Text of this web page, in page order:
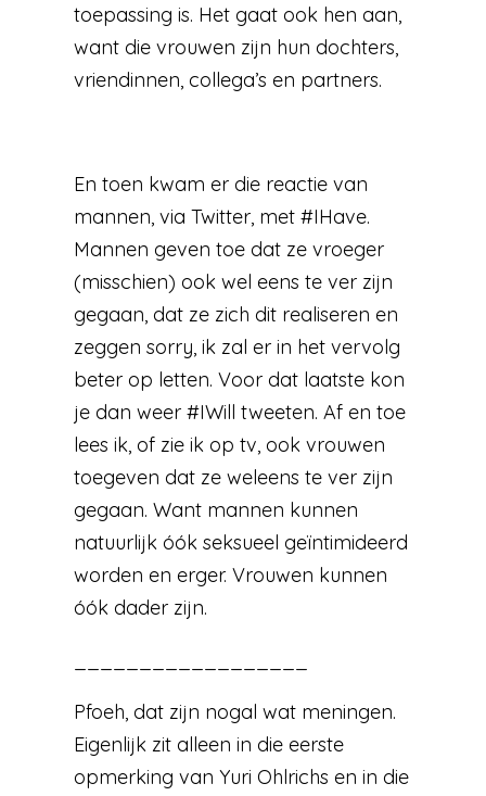
toepassing is. Het gaat ook hen aan,
want die vrouwen zijn hun dochters,
vriendinnen, collega’s en partners.
En toen kwam er die reactie van
mannen, via Twitter, met #IHave.
Mannen geven toe dat ze vroeger
(misschien) ook wel eens te ver zijn
gegaan, dat ze zich dit realiseren en
zeggen sorry, ik zal er in het vervolg
beter op letten. Voor dat laatste kon
je dan weer #IWill tweeten. Af en toe
lees ik, of zie ik op tv, ook vrouwen
toegeven dat ze weleens te ver zijn
gegaan. Want mannen kunnen
natuurlijk óók seksueel geïntimideerd
worden en erger. Vrouwen kunnen
óók dader zijn.
Pfoeh, dat zijn nogal wat meningen.
Eigenlijk zit alleen in die eerste
opmerking van Yuri Ohlrichs en in die